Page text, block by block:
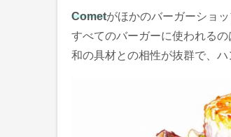
Cometがほかのバーガーショ
すべてのバーガーに使われる
和の具材との相性が抜群で、